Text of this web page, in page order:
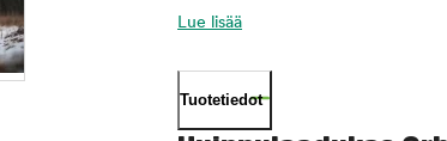
Lue lisää
Tuotetiedot